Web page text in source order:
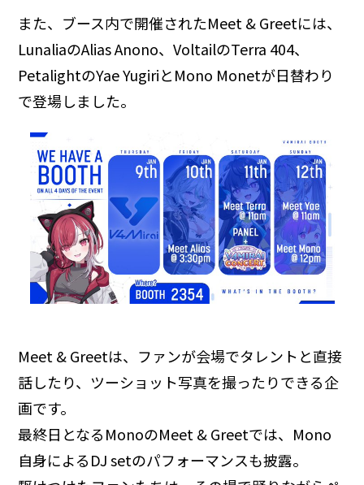
また、ブース内で開催されたMeet & Greetには、
LunaliaのAlias Anono、VoltailのTerra 404、
PetalightのYae YugiriとMono Monetが日替わり
で登場しました。
Meet & Greetは、ファンが会場でタレントと直接
話したり、ツーショット写真を撮ったりできる企
画です。
最終日となるMonoのMeet & Greetでは、Mono
自身によるDJ setのパフォーマンスも披露。